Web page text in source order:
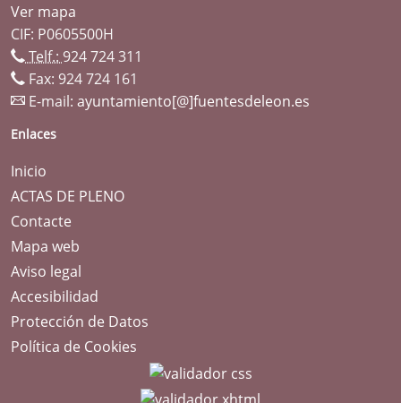
Ver mapa
CIF: P0605500H
Telf.: 924 724 311
Fax: 924 724 161
E-mail: ayuntamiento[@]fuentesdeleon.es
Enlaces
Inicio
ACTAS DE PLENO
Contacte
Mapa web
Aviso legal
Accesibilidad
Protección de Datos
Política de Cookies